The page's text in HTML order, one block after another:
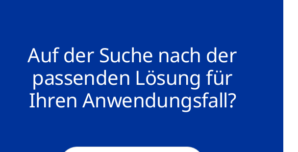
Auf der Suche nach der
passenden Lösung für
Ihren Anwendungsfall?